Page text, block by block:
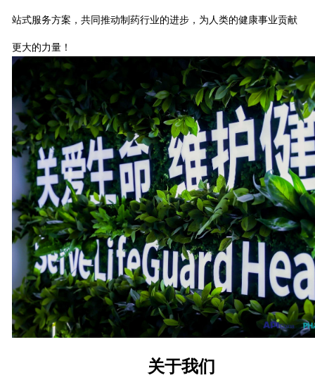
站式服务方案，共同推动制药行业的进步，为人类的健康事业贡献
更大的力量！
关于我们